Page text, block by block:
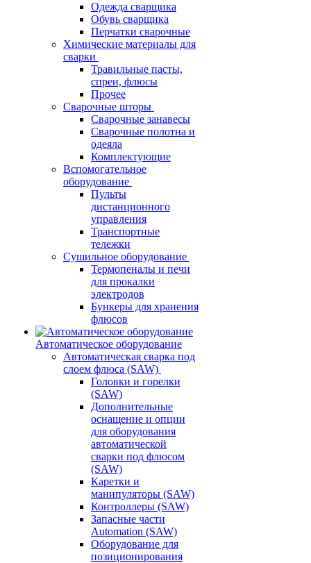
Одежда сварщика
Обувь сварщика
Перчатки сварочные
Химические материалы для
сварки
Травильные пасты,
спреи, флюсы
Прочее
Сварочные шторы
Сварочные занавесы
Сварочные полотна и
одеяла
Комплектующие
Вспомогательное
оборудование
Пульты
дистанционного
управления
Транспортные
тележки
Сушильное оборудование
Термопеналы и печи
для прокалки
электродов
Бункеры для хранения
флюсов
Автоматическое оборудование
Автоматическая сварка под
слоем флюса (SAW)
Головки и горелки
(SAW)
Дополнительные
оснащение и опции
для оборудования
автоматической
сварки под флюсом
(SAW)
Каретки и
манипуляторы (SAW)
Контроллеры (SAW)
Запасные части
Automation (SAW)
Оборудование для
позиционирования